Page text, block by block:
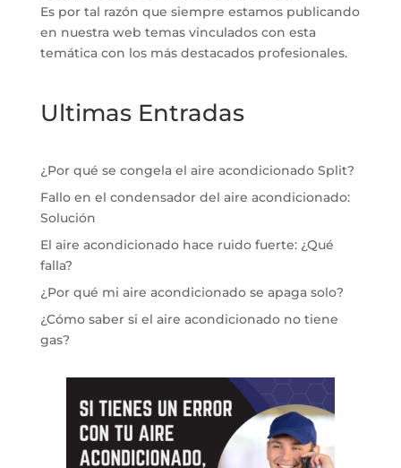
Es por tal razón que siempre estamos publicando
en nuestra web temas vinculados con esta
temática con los más destacados profesionales.
Ultimas Entradas
¿Por qué se congela el aire acondicionado Split?
Fallo en el condensador del aire acondicionado:
Solución
El aire acondicionado hace ruido fuerte: ¿Qué
falla?
¿Por qué mi aire acondicionado se apaga solo?
¿Cómo saber si el aire acondicionado no tiene
gas?